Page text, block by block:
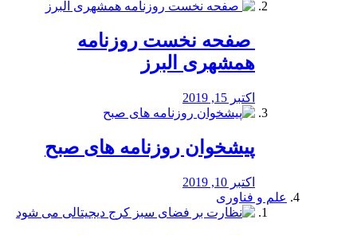
️ صفحه نخست روزنامه‌
همشهری البرز
اکتبر 15, 2019
پیشخوان روزنامه های صبح
اکتبر 10, 2019
علم و فناوری